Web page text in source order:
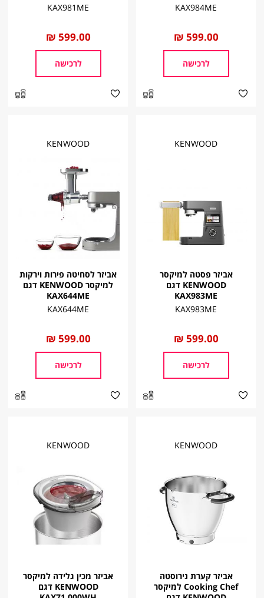
KAX984ME
החל
מ
599.00 ₪
לרכישה
KAX981ME
החל
מ
599.00 ₪
לרכישה
KENWOOD
אביזר פסטה למיקסר
KENWOOD דגם
KAX983ME
KAX983ME
החל
מ
599.00 ₪
לרכישה
KENWOOD
אביזר לסחיטה פירות וירקות
למיקסר KENWOOD דגם
KAX644ME
KAX644ME
החל
מ
599.00 ₪
לרכישה
KENWOOD
אביזר קערת נירוסטה
Cooking Chef למיקסר
KENWOOD
אביזר מכין גלידה למיקסר
KENWOOD דגם